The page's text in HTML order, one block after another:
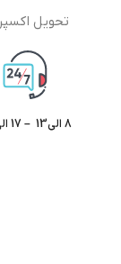
تحویل
8 الی13 – 17 الی 21